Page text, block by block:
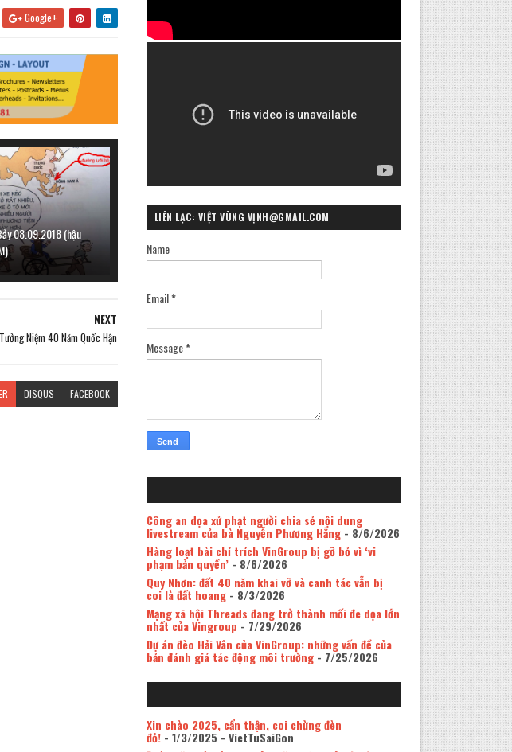
Google+
08.09.2018 (hậu
NEXT
Niệm 40 Năm Quốc Hận
DISQUS FACEBOOK
LIÊN LẠC: VIỆT VÙNG VỊNH@GMAIL.COM
Name
Email*
Message*
Công an dọa xử phạt người chia sẻ nội dung
livestream của bà Nguyễn Phương Hằng- 8/6/2026
Hàng loạt bài chỉ trích VinGroup bị gỡ bỏ vì ‘vi
phạm bản quyền’- 8/6/2026
Quy Nhơn: đất 40 năm khai vỡ và canh tác vẫn bị
coi là đất hoang- 8/3/2026
Mạng xã hội Threads đang trở thành mối đe dọa lớn
nhất của Vingroup - 7/29/2026
Dự án đèo Hải Vân của VinGroup: những vấn đề của
bản đánh giá tác động môi trường- 7/25/2026
Xin chào 2025, cẩn thận, coi chừng đèn
đỏ!- 1/3/2025 - VietTuSaiGon